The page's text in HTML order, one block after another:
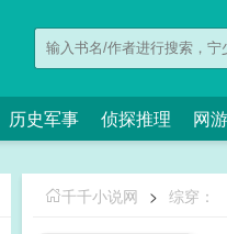
历史军事 侦探推理 网
千千小说网 > 综穿：